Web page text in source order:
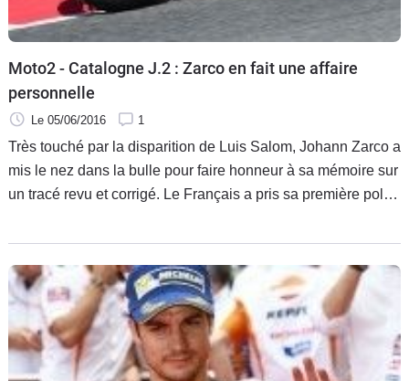
Moto2 - Catalogne J.2 : Zarco en fait une affaire
personnelle
Le 05/06/2016 1
Très touché par la disparition de Luis Salom, Johann Zarco a
mis le nez dans la bulle pour faire honneur à sa mémoire sur
un tracé revu et corrigé. Le Français a pris sa première pole-
honneur d'un ami disparu.